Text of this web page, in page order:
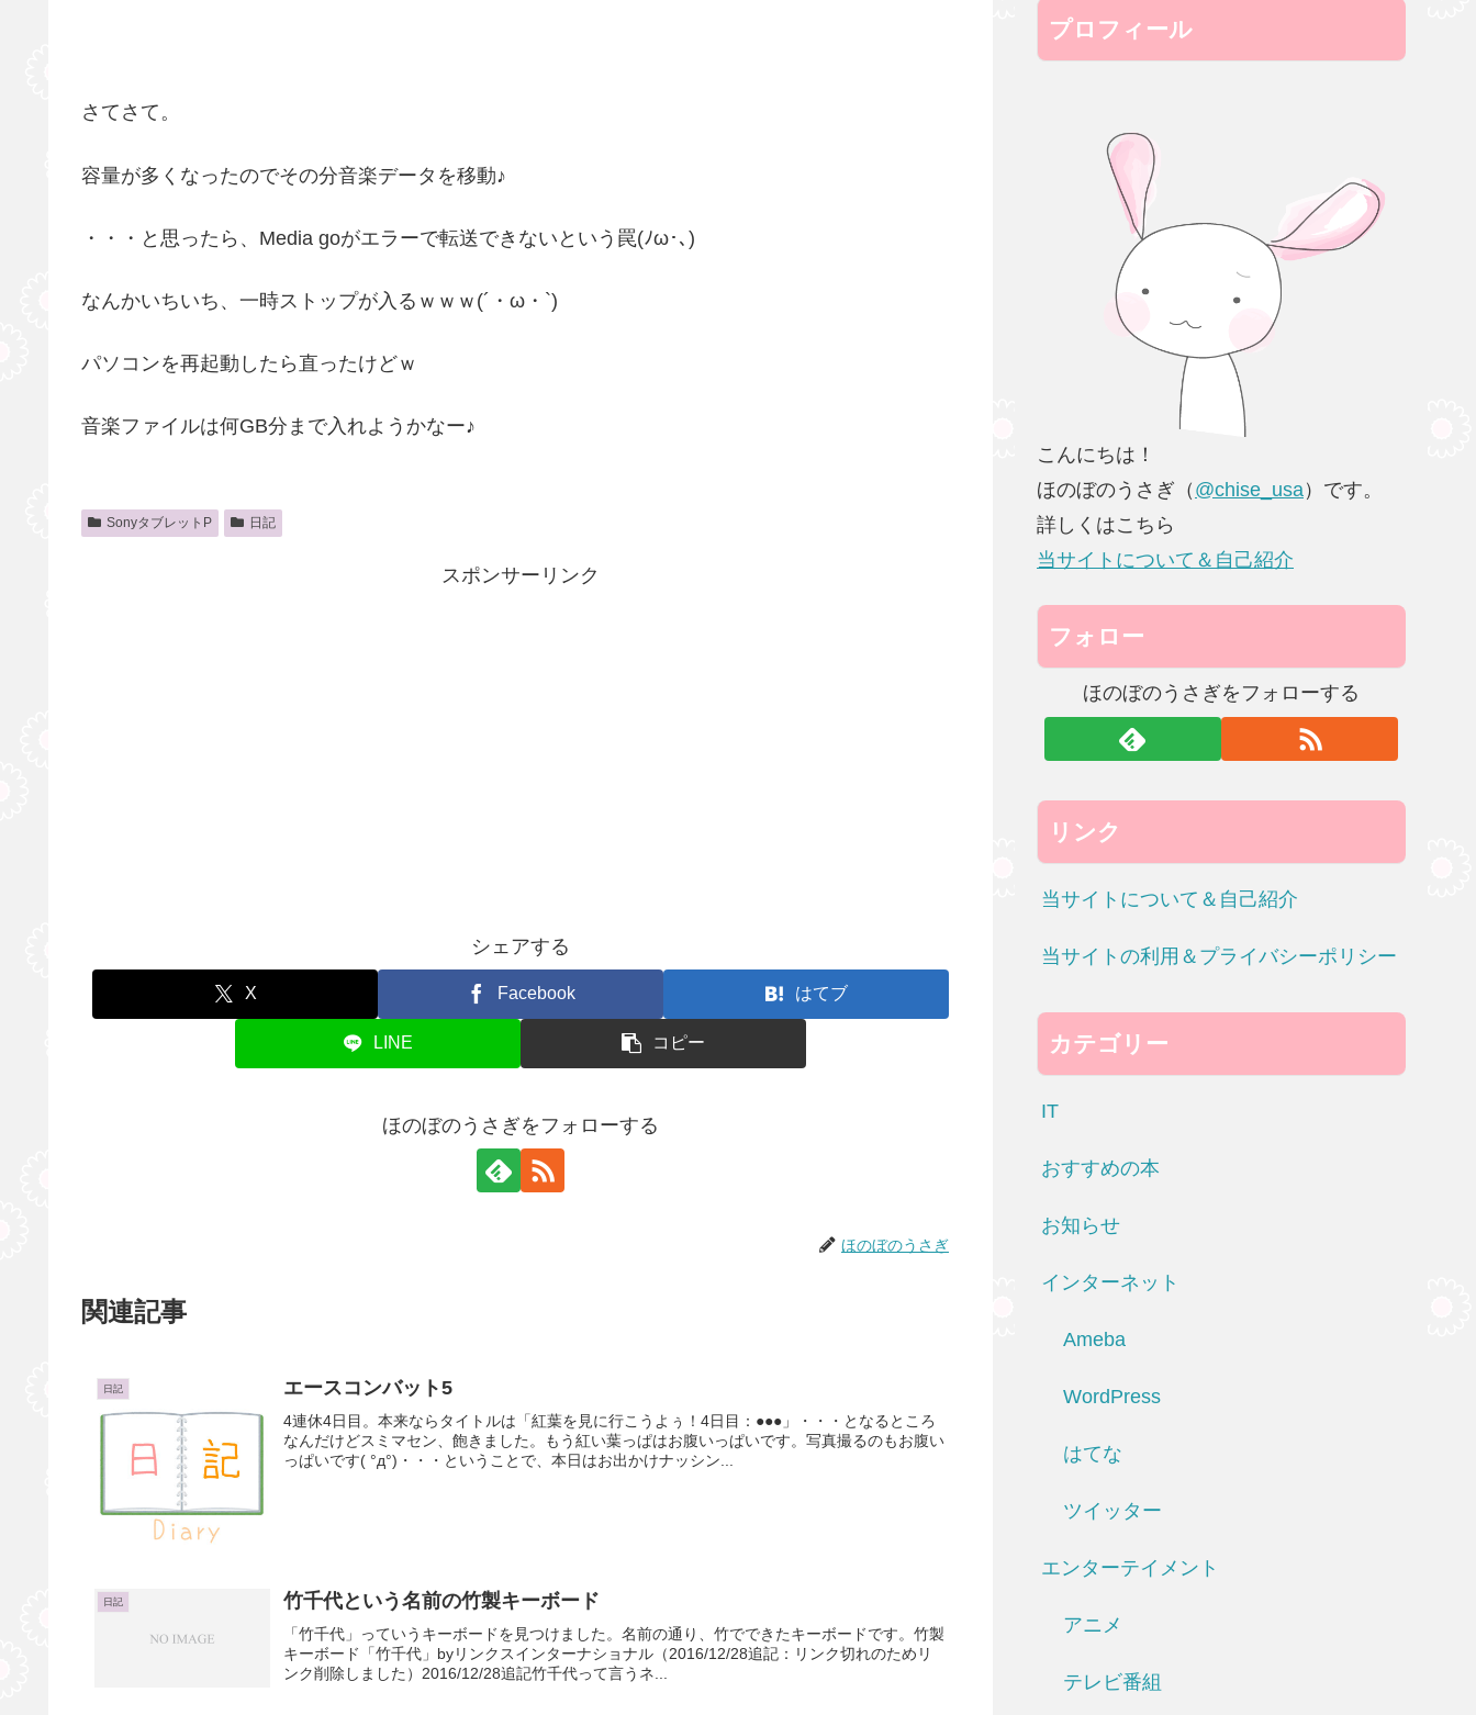
さてさて。
容量が多くなったのでその分音楽データを移動♪
・・・と思ったら、Media goがエラーで転送できないという罠(ﾉω･､)
なんかいちいち、一時ストップが入るｗｗｗ(´・ω・`)
パソコンを再起動したら直ったけどｗ
音楽ファイルは何GB分まで入れようかなー♪
SonyタブレットP 日記
スポンサーリンク
シェアする
X Facebook はてブ
LINE コピー
ほのぼのうさぎをフォローする
ほのぼのうさぎ
関連記事
日記 エースコンバット5
4連休4日目。本来ならタイトルは「紅葉を見に行こうよぅ！4日目：●●●」・・・となるところ
なんだけどスミマセン、飽きました。もう紅い葉っぱはお腹いっぱいです。写真撮るのもお腹い
っぱいです( °д°)・・・ということで、本日はお出かけナッシン...
日記 竹千代という名前の竹製キーボード
「竹千代」っていうキーボードを見つけました。名前の通り、竹でできたキーボードです。竹製
キーボード「竹千代」byリンクスインターナショナル（2016/12/28追記：リンク切れのためリ
ンク削除しました）2016/12/28追記竹千代って言うネ...
プロフィール
こんにちは！
ほのぼのうさぎ（ @chise_usa）です。
詳しくはこちら
当サイトについて＆自己紹介
フォロー
ほのぼのうさぎをフォローする
リンク
当サイトについて＆自己紹介
当サイトの利用＆プライバシーポリシー
カテゴリー
IT
おすすめの本
お知らせ
インターネット
Ameba
WordPress
はてな
ツイッター
エンターテイメント
アニメ
テレビ番組